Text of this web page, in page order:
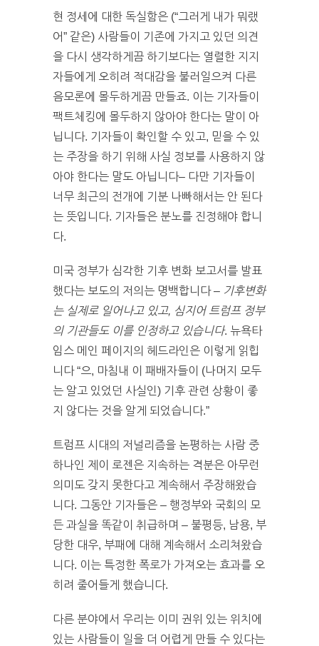
현 정세에 대한 독실함은 (“그러게 내가 뭐랬
어” 같은) 사람들이 기존에 가지고 있던 의견
을 다시 생각하게끔 하기보다는 열렬한 지지
자들에게 오히려 적대감을 불러일으켜 다른
음모론에 몰두하게끔 만들죠. 이는 기자들이
팩트체킹에 몰두하지 않아야 한다는 말이 아
닙니다. 기자들이 확인할 수 있고, 믿을 수 있
는 주장을 하기 위해 사실 정보를 사용하지 않
아야 한다는 말도 아닙니다– 다만 기자들이
너무 최근의 전개에 기분 나빠해서는 안 된다
는 뜻입니다. 기자들은 분노를 진정해야 합니
다.
미국 정부가 심각한 기후 변화 보고서를 발표
했다는 보도의 저의는 명백합니다 – 기후변화
는 실제로 일어나고 있고, 심지어 트럼프 정부
의 기관들도 이를 인정하고 있습니다. 뉴욕타
임스 메인 페이지의 헤드라인은 이렇게 읽힙
니다 “으, 마침내 이 패배자들이 (나머지 모두
는 알고 있었던 사실인) 기후 관련 상황이 좋
지 않다는 것을 알게 되었습니다.”
트럼프 시대의 저널리즘을 논평하는 사람 중
하나인 제이 로젠은 지속하는 격분은 아무런
의미도 갖지 못한다고 계속해서 주장해왔습
니다. 그동안 기자들은 – 행정부와 국회의 모
든 과실을 똑같이 취급하며 – 불평등, 남용, 부
당한 대우, 부패에 대해 계속해서 소리쳐왔습
니다. 이는 특정한 폭로가 가져오는 효과를 오
히려 줄어들게 했습니다.
다른 분야에서 우리는 이미 권위 있는 위치에
있는 사람들이 일을 더 어렵게 만들 수 있다는